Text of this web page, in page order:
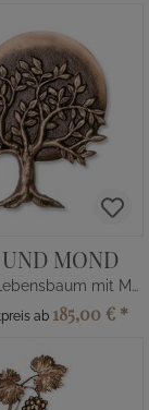
MOND
Wandrelief Lebensbaum mit Mond
ab 185,00 € *